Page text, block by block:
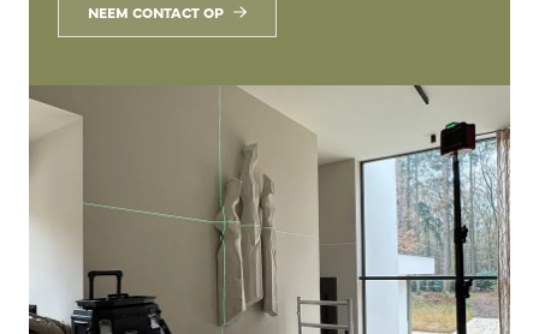
NEEM CONTACT OP